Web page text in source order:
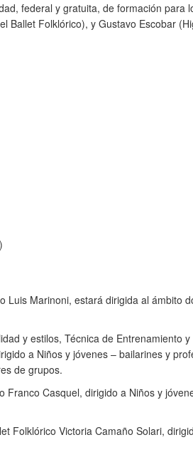
federal y gratuita, de formación
Folklórico), y Gustavo Escobar
Marinoni, estará dirigida al ámbito
y estilos, Técnica de Entrenamiento
a Niños y jóvenes – bailarines y
de grupos.
Casquel, dirigido a Niños y
Folklórico Victoria Camaño Solari,